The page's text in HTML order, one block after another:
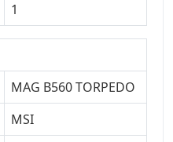
1
MAG B560 TORPEDO
MSI